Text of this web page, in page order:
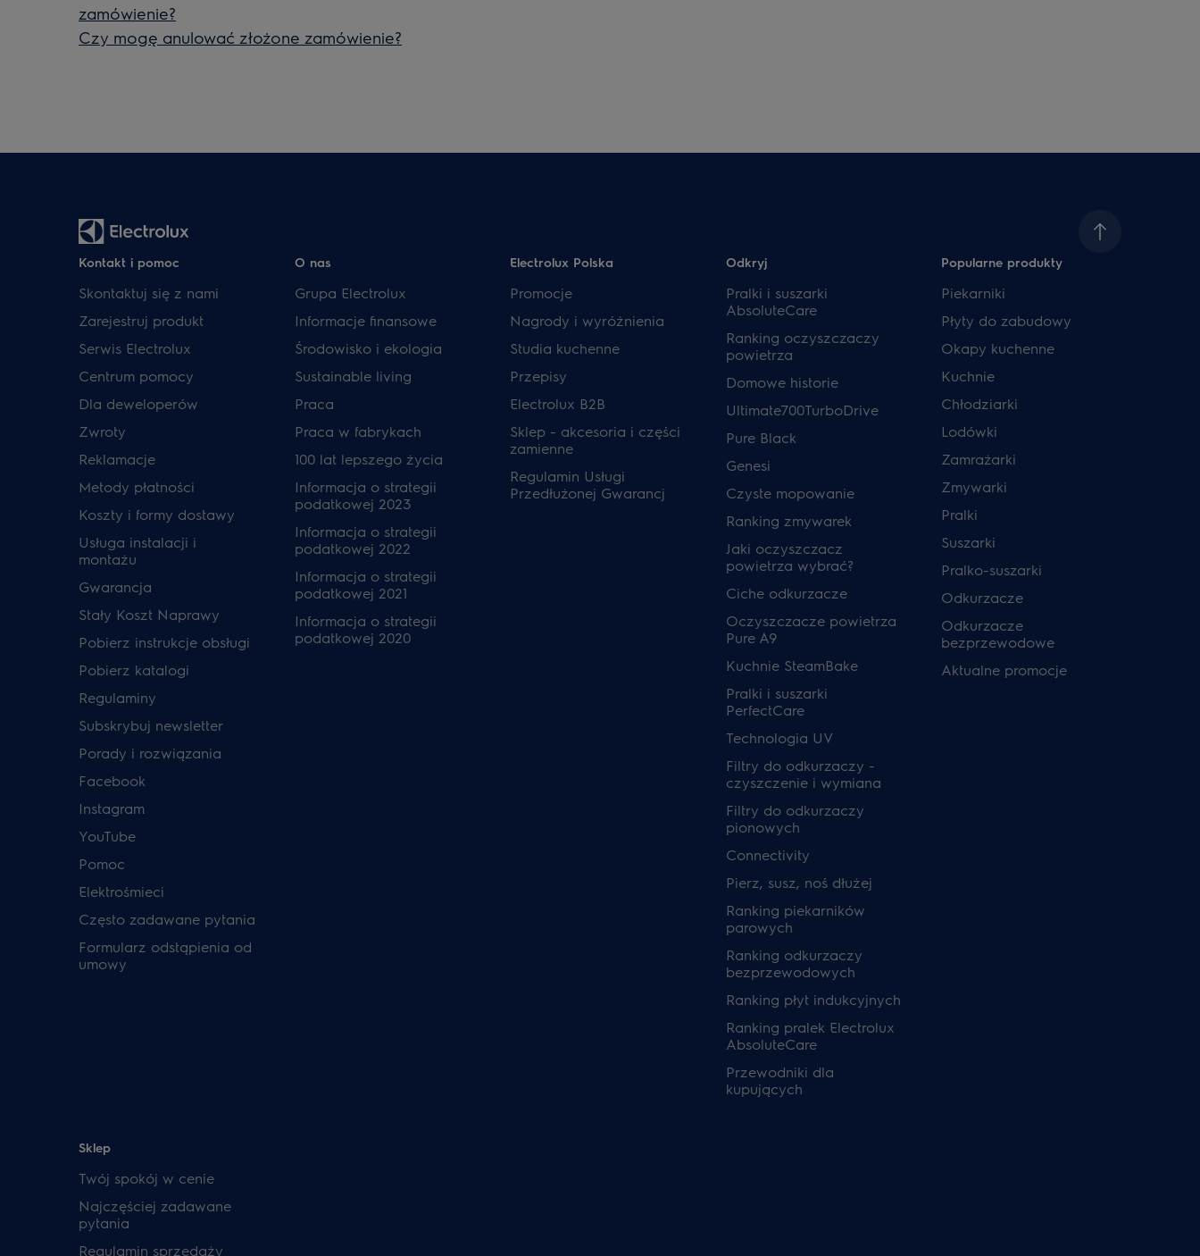
zamówienie?
Czy mogę anulować złożone zamówienie?
Kontakt i pomoc
Skontaktuj się z nami
Zarejestruj produkt
Serwis Electrolux
Centrum pomocy
Dla deweloperów
Zwroty
Reklamacje
Metody płatności
Koszty i formy dostawy
Usługa instalacji i
montażu
Gwarancja
Stały Koszt Naprawy
Pobierz instrukcje obsługi
Pobierz katalogi
Regulaminy
Subskrybuj newsletter
Porady i rozwiązania
Facebook
Instagram
YouTube
Pomoc
Elektrośmieci
Często zadawane pytania
Formularz odstąpienia od
umowy
O nas
Grupa Electrolux
Informacje finansowe
Środowisko i ekologia
Sustainable living
Praca
Praca w fabrykach
100 lat lepszego życia
Informacja o strategii
podatkowej 2023
Informacja o strategii
podatkowej 2022
Informacja o strategii
podatkowej 2021
Informacja o strategii
podatkowej 2020
Electrolux Polska
Promocje
Nagrody i wyróżnienia
Studia kuchenne
Przepisy
Electrolux B2B
Sklep - akcesoria i części
zamienne
Regulamin Usługi
Przedłużonej Gwarancj
Odkryj
Pralki i suszarki
AbsoluteCare
Ranking oczyszczaczy
powietrza
Domowe historie
Ultimate700TurboDrive
Pure Black
Genesi
Czyste mopowanie
Ranking zmywarek
Jaki oczyszczacz
powietrza wybrać?
Ciche odkurzacze
Oczyszczacze powietrza
Pure A9
Kuchnie SteamBake
Pralki i suszarki
PerfectCare
Technologia UV
Filtry do odkurzaczy -
czyszczenie i wymiana
Filtry do odkurzaczy
pionowych
Connectivity
Pierz, susz, noś dłużej
Ranking piekarników
parowych
Ranking odkurzaczy
bezprzewodowych
Ranking płyt indukcyjnych
Ranking pralek Electrolux
AbsoluteCare
Przewodniki dla
kupujących
Popularne produkty
Piekarniki
Płyty do zabudowy
Okapy kuchenne
Kuchnie
Chłodziarki
Lodówki
Zamrażarki
Zmywarki
Pralki
Suszarki
Pralko-suszarki
Odkurzacze
Odkurzacze
bezprzewodowe
Aktualne promocje
Sklep
Twój spokój w cenie
Najczęściej zadawane
pytania
Regulamin sprzedaży